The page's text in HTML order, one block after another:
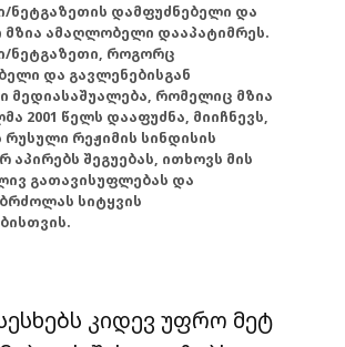
ნეტგაზეთის დამფუძნებელი და
ამაღლობელი დააპატიმრეს.
ნეტგაზეთი, როგორც
და გავლენებისგან
მედიასაშუალება, რომელიც მზია
2001 წელს დააფუძნა, მიიჩნევს,
რუსული რეჟიმის სინდისის
აპირებს შეგუებას, ითხოვს მის
გათავისუფლებას და
სიტყვის
კიდევ უფრო მეტ